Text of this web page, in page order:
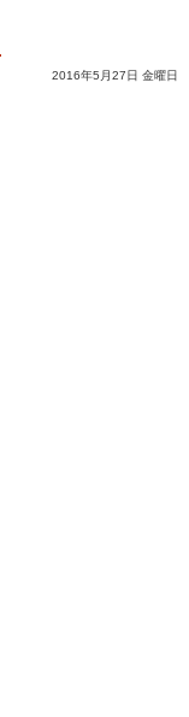
2016年5月27日 金曜日